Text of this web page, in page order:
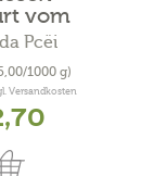
vom
Pcëi
1000 g)
Versandkosten